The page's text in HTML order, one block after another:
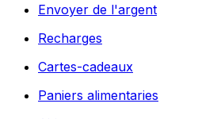
Envoyer de l'argent
Recharges
Cartes-cadeaux
Paniers alimentaries